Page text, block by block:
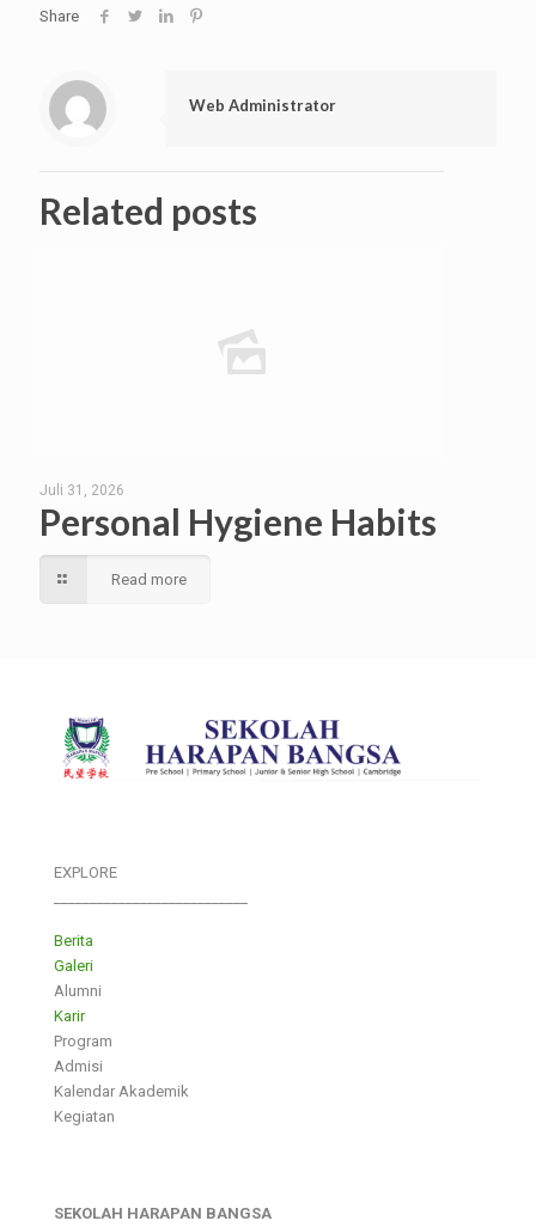
Share
Web Administrator
Related posts
Juli 31, 2026
Personal Hygiene Habits
Read more
EXPLORE
Berita
Galeri
Alumni
Karir
Program
Admisi
Kalendar Akademik
Kegiatan
SEKOLAH HARAPAN BANGSA